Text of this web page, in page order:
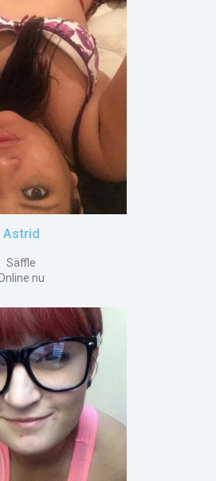
Astrid
Säffle
nu